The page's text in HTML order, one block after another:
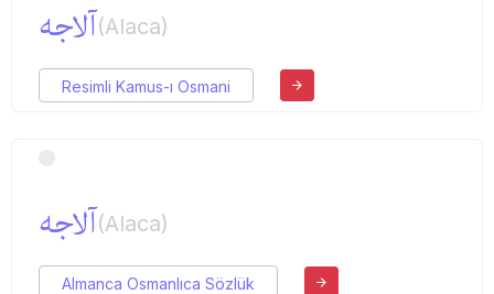
آلاجه(Alaca)
Resimli Kamus-ı Osmani
آلاجه(Alaca)
Almanca Osmanlıca Sözlük